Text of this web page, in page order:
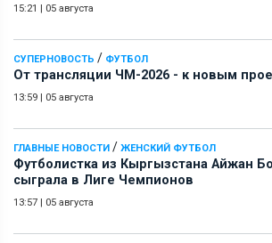
15:21 | 05 августа
СУПЕРНОВОСТЬ / ФУТБОЛ
От трансляции ЧМ-2026 - к новым
13:59 | 05 августа
ГЛАВНЫЕ НОВОСТИ / ЖЕНСКИЙ ФУТБОЛ
Футболистка из Кыргызстана Айжан
сыграла в Лиге Чемпионов
13:57 | 05 августа